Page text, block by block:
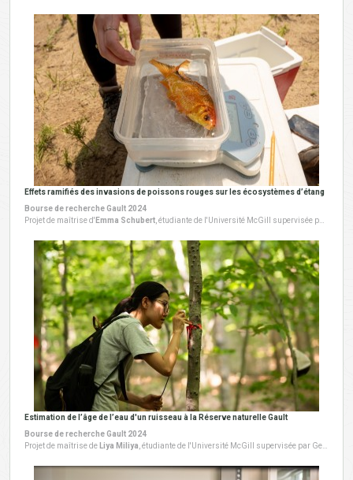
Effets ramifiés des invasions de poissons rouges sur les écosystèmes d’étang
Bourse de recherche Gault 2024
Projet de maîtrise d' Emma Schubert , étudiante de l'Université McGill supervisée par Anthony Ricciardi. Ce projet a débuté en 2024.
Estimation de l’âge de l’eau d'un ruisseau à la Réserve naturelle Gault
Bourse de recherche Gault 2024
Projet de maîtrise de
Liya Miliya , étudiante de l'Université McGill supervisée par Geneviève Ali. Ce projet a débuté en 2024.